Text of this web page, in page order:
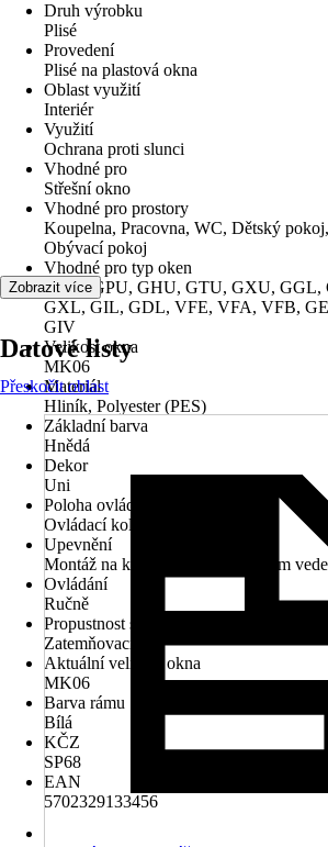
Druh výrobku
Plisé
Provedení
Plisé na plastová okna
Oblast využití
Interiér
Využití
Ochrana proti slunci
Vhodné pro
Střešní okno
Vhodné pro prostory
Koupelna, Pracovna, WC, Dětský
Obývací pokoj
Vhodné pro typ oken
GGU, GPU, GHU, GTU, GXU, GGL,
GXL, GIL, GDL, VFE, VFA, VFB,
GIV
Velikost okna
MK06
Materiál
Hliník, Polyester (PES)
Základní barva
Hnědá
Dekor
Uni
Poloha ovládacího mechanismu
Ovládací kolejnice
Upevnění
Montáž na křídlo, Montáž s bočním
Ovládání
Ručně
Propustnost světla
Zatemňovací
Aktuální velikost okna
MK06
Barva rámu
Bílá
KČZ
SP68
EAN
5702329133456
Zobrazit více
Datové listy
Přeskočit oblast